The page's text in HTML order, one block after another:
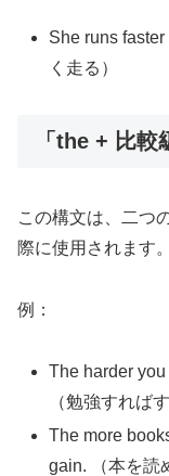
She runs
く走る）
「the + 比
この構文は、二つ
際に使用されます。
例：
The harder
（勉強すれば
The more
gain. （本を読